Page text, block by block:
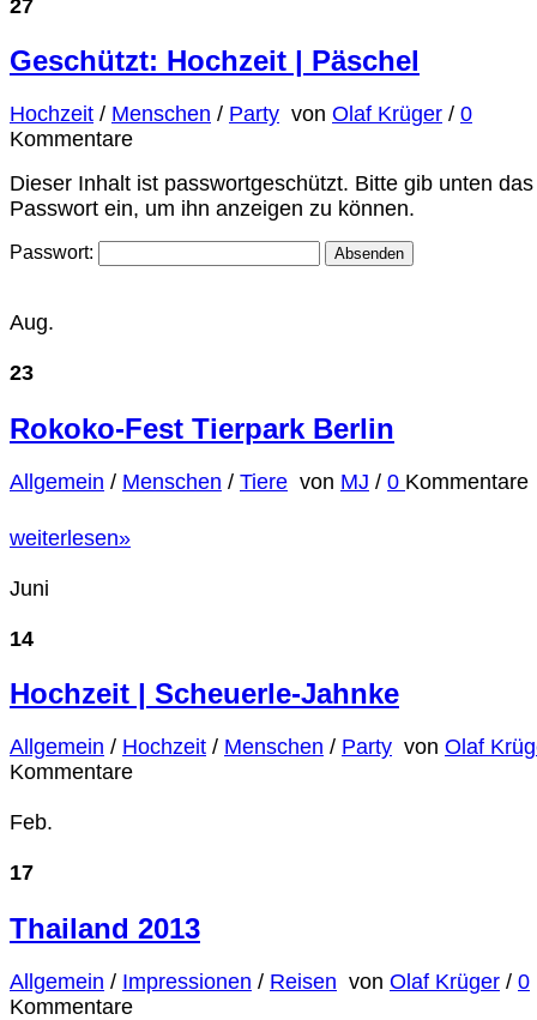
27
Geschützt: Hochzeit | Päschel
Hochzeit / Menschen / Party von Olaf Krüger / 0
Kommentare
Dieser Inhalt ist passwortgeschützt. Bitte gib unten das
Passwort ein, um ihn anzeigen zu können.
Passwort:
Aug.
23
Rokoko-Fest Tierpark Berlin
Allgemein / Menschen / Tiere von MJ / 0 Kommentare
weiterlesen»
Juni
14
Hochzeit | Scheuerle-Jahnke
Allgemein / Hochzeit / Menschen / Party von Olaf
Kommentare
Feb.
17
Thailand 2013
Allgemein / Impressionen / Reisen von Olaf Krüger / 0
Kommentare